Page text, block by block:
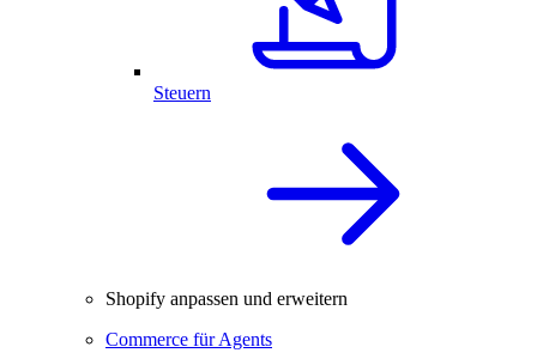
Steuern
Shopify anpassen und erweitern
Commerce für Agents